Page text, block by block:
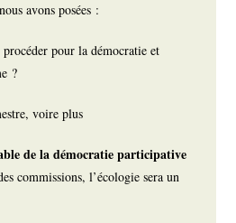
avons posées :
pour la démocratie et
?
voire plus
de la démocratie participative
commissions, l’écologie sera un